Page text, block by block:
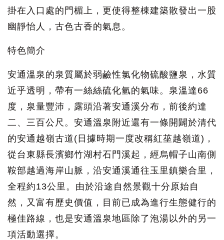
掛在入口處的門楣上，更使得整棟建築散發出一股
幽靜怡人，古色古香的氣息。
特色簡介
安通溫泉的泉質屬於弱鹼性氯化物硫酸鹽泉，水質
近乎透明，帶有一絲絲硫化氫的氣味。泉溫達66
度，泉量豐沛，露頭沿著安通溪分布，前後約達
二、三百公尺。安通溫泉附近還有一條開闢於清代
的安通越嶺古道(日據時期一度改稱紅莝越嶺道)，
從台東縣長濱鄉竹湖村石門溪起，經烏帽子山南側
鞍部越過海岸山脈，沿安通溪通往玉里鎮樂合里，
全程約13公里。由於沿途自然景觀十分原始自
然，又富有歷史價值，目前已成為進行生態健行的
極佳路線，也是安通溫泉地區除了泡湯以外的另一
項活動選擇。